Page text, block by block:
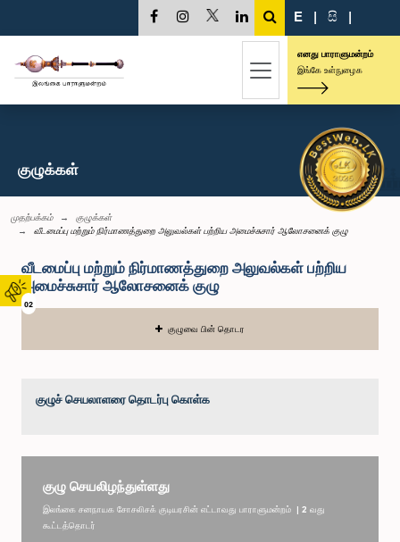
02
E | සි |
எனது பாராளுமன்றம்
இங்கே உள்நுழைக
குழுக்கள்
முதற்பக்கம்
குழுக்கள்
வீடமைப்பு மற்றும் நிர்மாணத்துறை அலுவல்கள் பற்றிய அமைச்சுசார் ஆலோசனைக் குழு
வீடமைப்பு மற்றும் நிர்மாணத்துறை அலுவல்கள் பற்றிய
அமைச்சுசார் ஆலோசனைக் குழு
குழுவை பின் தொடர
குழுச் செயலாளரை தொடர்பு கொள்க
குழு செயலிழந்துள்ளது
இலங்கை சனநாயக சோசலிசக் குடியரசின் எட்டாவது பாராளுமன்றம் | 2 வது
கூட்டத்தொடர்